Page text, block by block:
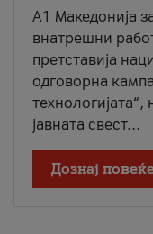
A1 Македонија
внатрешни
претставија
одговорна
јавната свест...
Дознај